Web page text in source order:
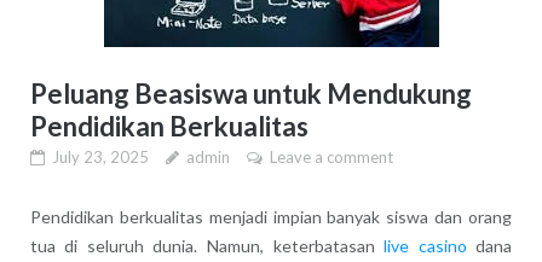
Peluang Beasiswa untuk Mendukung
Pendidikan Berkualitas
July 23, 2025 admin Leave a comment
Pendidikan berkualitas menjadi impian banyak siswa dan orang
tua di seluruh dunia. Namun, keterbatasanlive casino dana